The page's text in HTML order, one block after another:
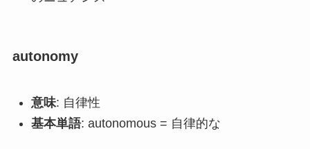
autonomy
意味: 自律性
基本単語: autonomous = 自律的な